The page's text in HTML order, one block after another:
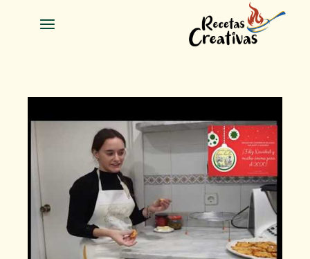
contenido